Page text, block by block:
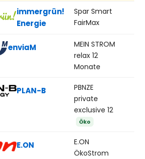
immergrün!
Energie
Spar Smart
FairMax
enviaM
MEIN STROM
relax 12
Monate
PLAN-B
PBNZE
private
exclusive 12
Öko
E.ON
E.ON
ÖkoStrom